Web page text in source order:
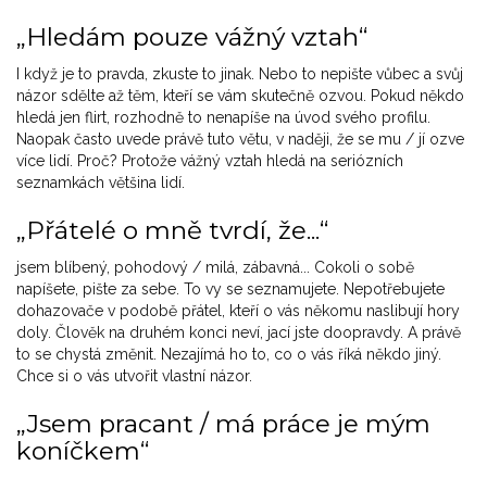
„Hledám pouze vážný vztah“
I když je to pravda, zkuste to jinak. Nebo to nepište vůbec a svůj
názor sdělte až těm, kteří se vám skutečně ozvou. Pokud někdo
hledá jen flirt, rozhodně to nenapíše na úvod svého profilu.
Naopak často uvede právě tuto větu, v naději, že se mu / jí ozve
více lidí. Proč? Protože vážný vztah hledá na seriózních
seznamkách většina lidí.
„Přátelé o mně tvrdí, že...“
jsem blíbený, pohodový / milá, zábavná... Cokoli o sobě
napíšete, pište za sebe. To vy se seznamujete. Nepotřebujete
dohazovače v podobě přátel, kteří o vás někomu naslibují hory
doly. Člověk na druhém konci neví, jací jste doopravdy. A právě
to se chystá změnit. Nezajímá ho to, co o vás říká někdo jiný.
Chce si o vás utvořit vlastní názor.
„Jsem pracant / má práce je mým
koníčkem“